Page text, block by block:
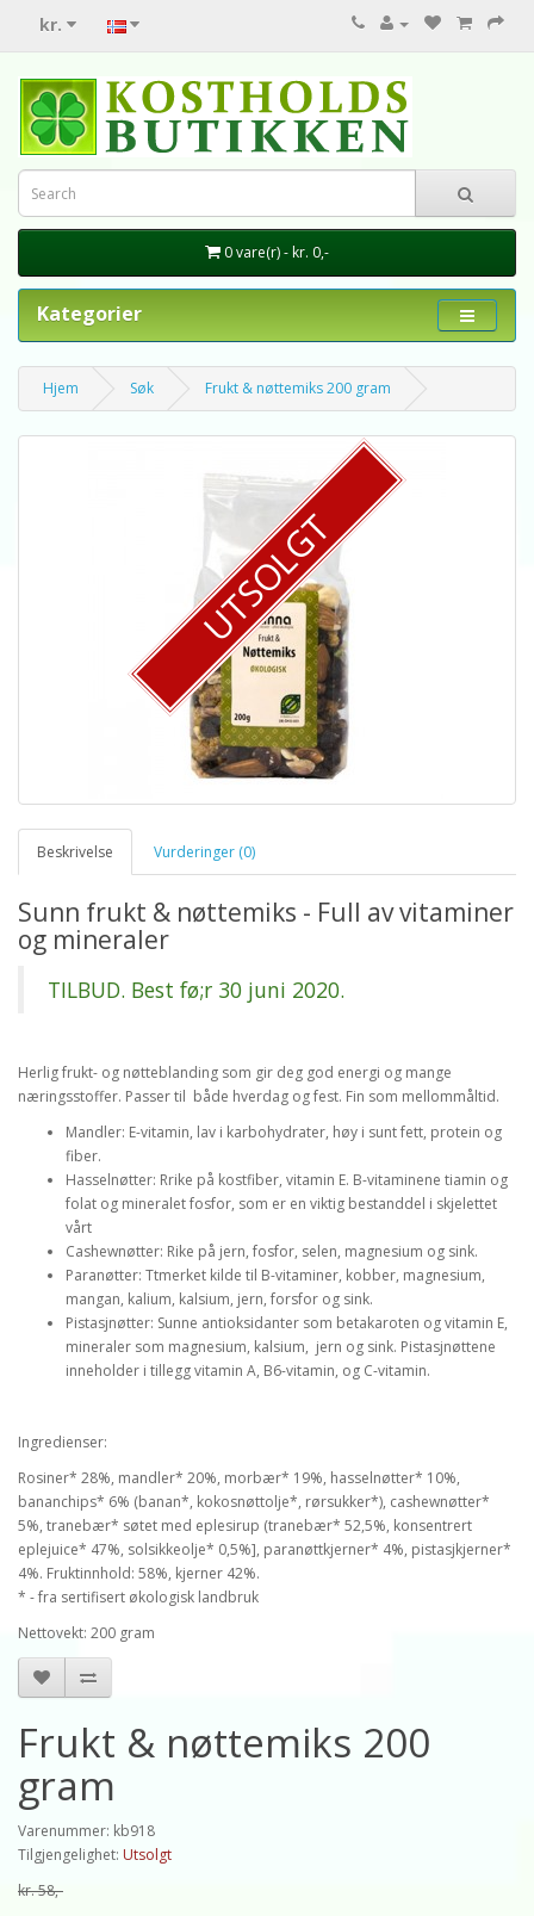
kr.
0 vare(r) - kr. 0,-
Kategorier
Hjem Søk Frukt & nøttemiks 200 gram
UTSOLGT
Beskrivelse Vurderinger (0)
Sunn frukt & nøttemiks - Full av vitaminer
og mineraler
TILBUD. Best fø;r 30 juni 2020.
Herlig frukt- og nøtteblanding som gir deg god energi og mange
næringsstoffer. Passer til både hverdag og fest. Fin som mellommåltid.
Mandler: E-vitamin, lav i karbohydrater, høy i sunt fett, protein og
fiber.
Hasselnøtter: Rrike på kostfiber, vitamin E. B-vitaminene tiamin og
folat og mineralet fosfor, som er en viktig bestanddel i skjelettet
vårt
Cashewnøtter: Rike på jern, fosfor, selen, magnesium og sink.
Paranøtter: Ttmerket kilde til B-vitaminer, kobber, magnesium,
mangan, kalium, kalsium, jern, forsfor og sink.
Pistasjnøtter: Sunne antioksidanter som betakaroten og vitamin E,
mineraler som magnesium, kalsium, jern og sink. Pistasjnøttene
inneholder i tillegg vitamin A, B6-vitamin, og C-vitamin.
Ingredienser:
Rosiner* 28%, mandler* 20%, morbær* 19%, hasselnøtter* 10%,
bananchips* 6% (banan*, kokosnøttolje*, rørsukker*), cashewnøtter*
5%, tranebær* søtet med eplesirup (tranebær* 52,5%, konsentrert
eplejuice* 47%, solsikkeolje* 0,5%], paranøttkjerner* 4%, pistasjkjerner*
4%. Fruktinnhold: 58%, kjerner 42%.
* - fra sertifisert økologisk landbruk
Nettovekt: 200 gram
Frukt & nøttemiks 200
gram
Varenummer: kb918
Tilgjengelighet: Utsolgt
kr. 58,-